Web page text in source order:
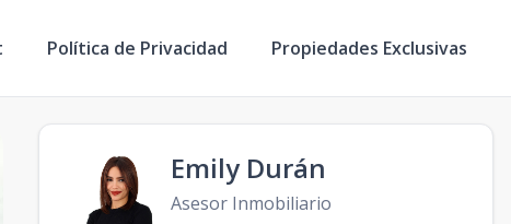
Política de Privacidad Propiedades Exclusivas
Emily Durán
Asesor Inmobiliario